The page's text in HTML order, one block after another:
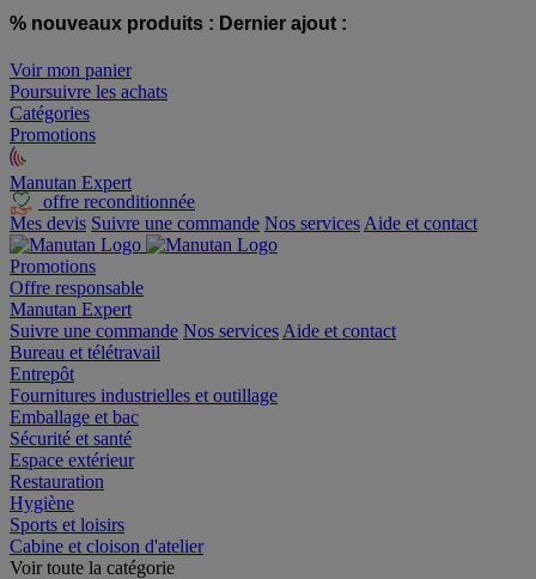
% nouveaux produits : Dernier ajout :
Voir mon panier
Poursuivre les achats
Catégories
Promotions
Manutan Expert
offre reconditionnée
Mes devis Suivre une commande Nos services Aide et contact
Promotions
Offre responsable
Manutan Expert
Suivre une commande Nos services Aide et contact
Bureau et télétravail
Entrepôt
Fournitures industrielles et outillage
Emballage et bac
Sécurité et santé
Espace extérieur
Restauration
Hygiène
Sports et loisirs
Cabine et cloison d'atelier
Voir toute la catégorie